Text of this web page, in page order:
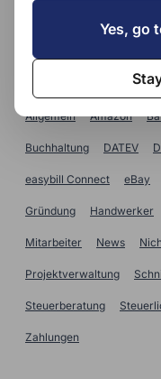
Allgemein Amazon
Buchhaltung DATEV
easybill Connect eBay
Gründung Handwerker
Mitarbeiter News
Projektverwaltung
Steuerberatung
Zahlungen
Yes, go